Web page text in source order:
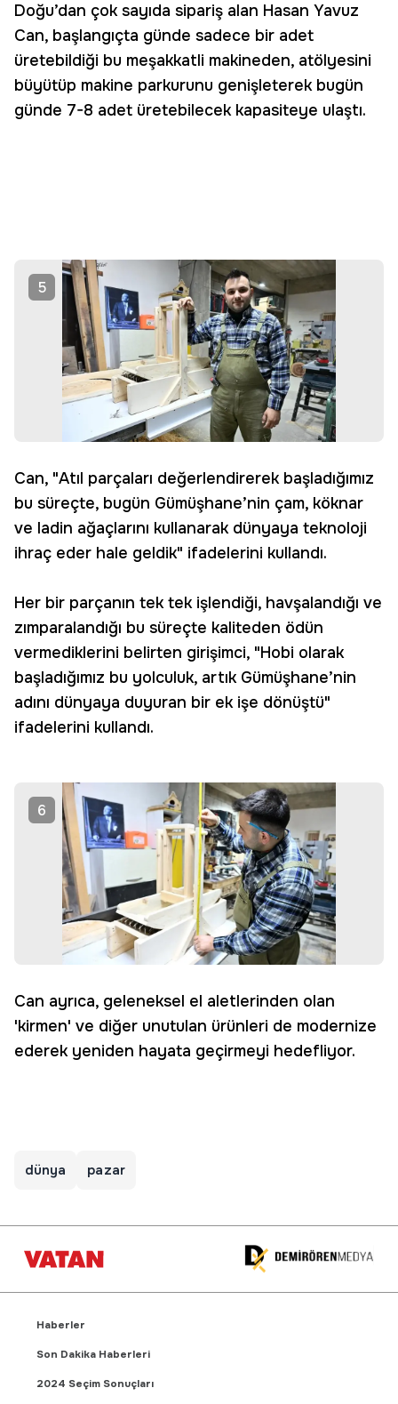
Doğu’dan çok sayıda sipariş alan Hasan Yavuz
Can, başlangıçta günde sadece bir adet
üretebildiği bu meşakkatli makineden, atölyesini
büyütüp makine parkurunu genişleterek bugün
günde 7-8 adet üretebilecek kapasiteye ulaştı.
5
Can, "Atıl parçaları değerlendirerek başladığımız
bu süreçte, bugün Gümüşhane’nin çam, köknar
ve ladin ağaçlarını kullanarak dünyaya teknoloji
ihraç eder hale geldik" ifadelerini kullandı.
Her bir parçanın tek tek işlendiği, havşalandığı ve
zımparalandığı bu süreçte kaliteden ödün
vermediklerini belirten girişimci, "Hobi olarak
başladığımız bu yolculuk, artık Gümüşhane’nin
adını dünyaya duyuran bir ek işe dönüştü"
ifadelerini kullandı.
6
Can ayrıca, geleneksel el aletlerinden olan
'kirmen' ve diğer unutulan ürünleri de modernize
ederek yeniden hayata geçirmeyi hedefliyor.
dünya pazar
Haberler
Son Dakika Haberleri
2024 Seçim Sonuçları